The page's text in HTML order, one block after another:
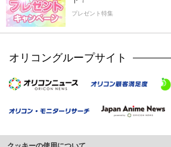
プレゼント特集
オリコングループサイト